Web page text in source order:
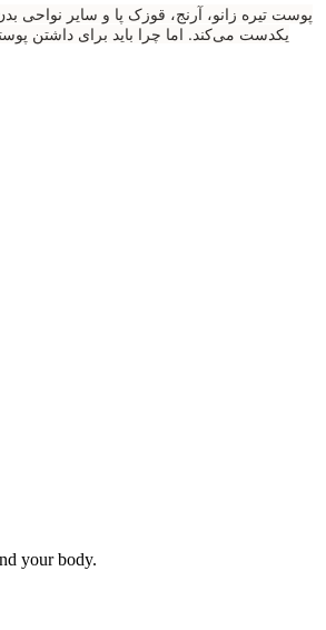
your body.